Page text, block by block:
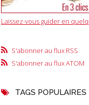
Laissez-vous guider en
S'abonner au flux RSS
S'abonner au flux ATOM
TAGS POPULAIRES